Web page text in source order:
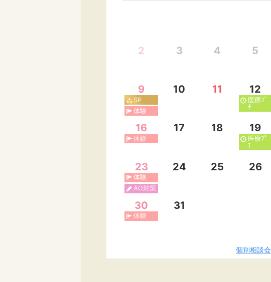
2 3 4 5
9
SP
体験
10 11 12
医療ﾌﾟ
ﾁ
16
体験
17 18 19
医療ﾌﾟ
ﾁ
23
体験
AO対策
24 25 26
30
体験
31
個別相談会